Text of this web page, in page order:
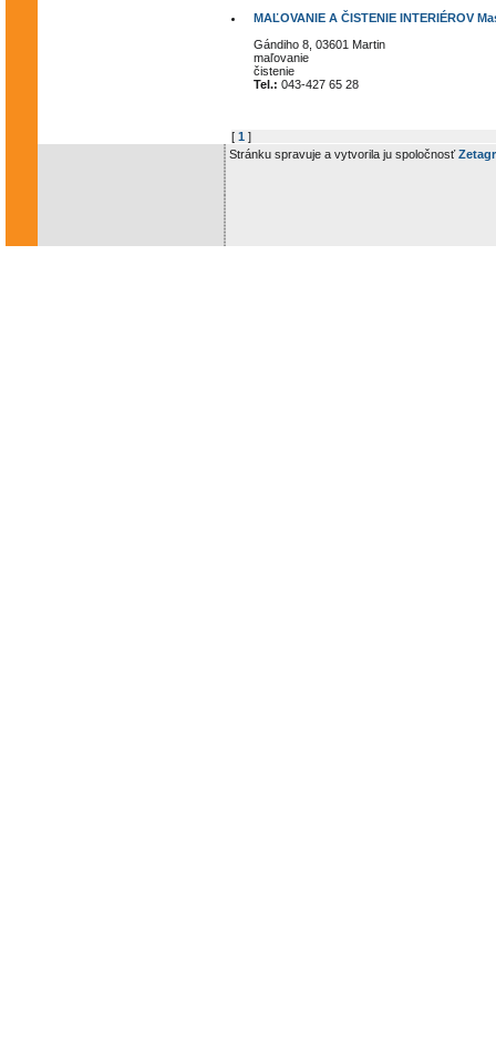
MAĽOVANIE A ČISTENIE INTERIÉROV
Gándiho 8, 03601 Martin
maľovanie
čistenie
Tel.: 043-427 65 28
[ 1 ]
Stránku spravuje a vytvorila ju spoločnosť